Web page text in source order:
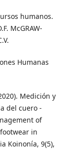
humanos.
McGRAW-
Humanas
Medición y
del cuero -
of
in
Koinonía, 9(5),